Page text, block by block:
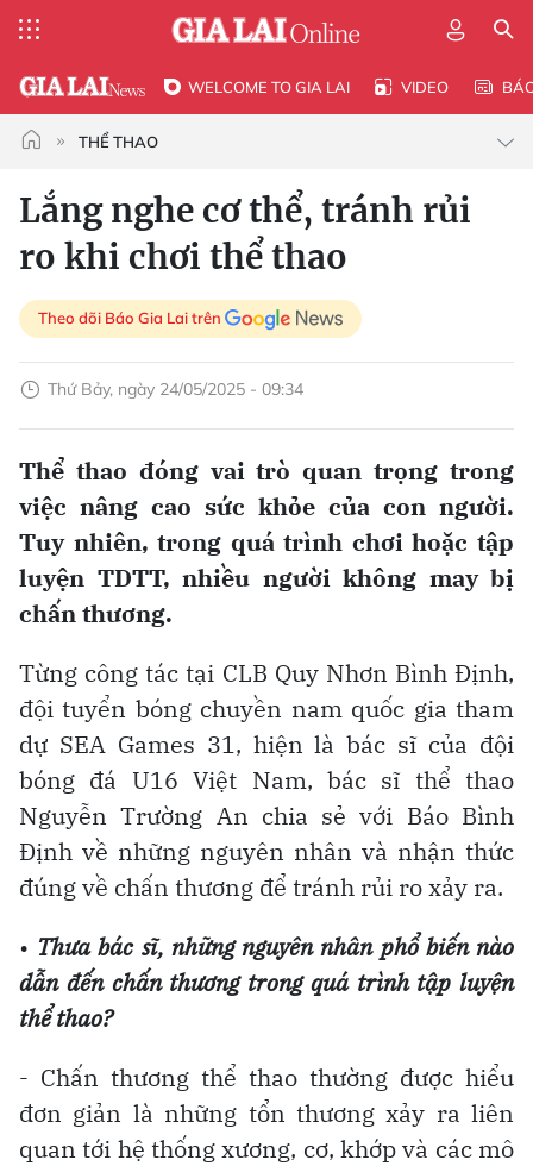
WELCOME TO GIA LAI VIDEO
THỂ THAO
Lắng nghe cơ thể, tránh rủi
ro khi chơi thể thao
Theo dõi Báo Gia Lai trên
Thứ Bảy, ngày 24/05/2025 - 09:34
Thể thao đóng vai trò quan trọng trong
việc nâng cao sức khỏe của con người.
Tuy nhiên, trong quá trình chơi hoặc tập
luyện TDTT, nhiều người không may bị
chấn thương.
Từng công tác tại CLB Quy Nhơn Bình Định,
đội tuyển bóng chuyền nam quốc gia tham
dự SEA Games 31, hiện là bác sĩ của đội
bóng đá U16 Việt Nam, bác sĩ thể thao
Nguyễn Trường An chia sẻ với Báo Bình
Định về những nguyên nhân và nhận thức
đúng về chấn thương để tránh rủi ro xảy ra.
• Thưa bác sĩ, những nguyên nhân phổ biến nào
dẫn đến chấn thương trong quá trình tập luyện
thể thao?
- Chấn thương thể thao thường được hiểu
đơn giản là những tổn thương xảy ra liên
quan tới hệ thống xương, cơ, khớp và các mô